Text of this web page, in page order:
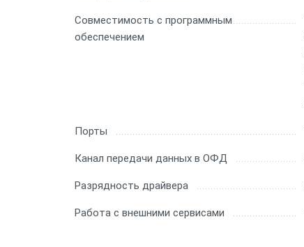
Совместимость с программным
обеспечением
Порты
Канал передачи данных в ОФД
Разрядность драйвера
Работа с внешними сервисами